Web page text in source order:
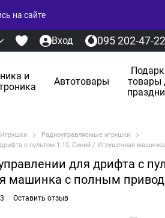
на сайте
Вход 095 202-47-22
и
Автотовары
товары
Игрушки
Радиоуправляемые игрушки
с пультом 1:10, Синий / Игрушечная
для дрифта с
машинка с полным
Оставить отзыв